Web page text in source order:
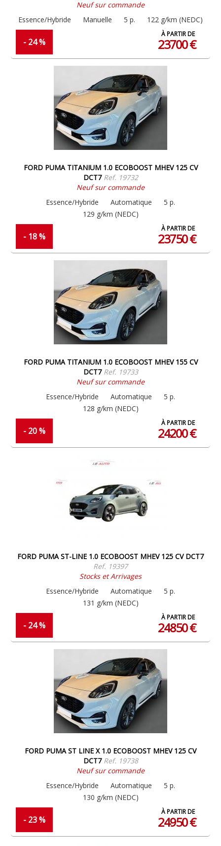
Neuf sur commande
Essence/Hybride
Manuelle 5 p. 122 g/km (NEDC)
- 24 %
À PARTIR DE
23700 €
FORD PUMA TITANIUM 1.0 ECOBOOST MHEV 125 CV
DCT7 Ref. 19732
Neuf sur commande
Essence/Hybride
Automatique
5 p.
129 g/km (NEDC)
- 18 %
À PARTIR DE
23750 €
FORD PUMA TITANIUM 1.0 ECOBOOST MHEV 155 CV
DCT7 Ref. 19733
Neuf sur commande
Essence/Hybride
Automatique
5 p.
128 g/km (NEDC)
- 20 %
À PARTIR DE
24200 €
FORD PUMA ST-LINE 1.0 ECOBOOST MHEV 125 CV DCT7
Ref. 19397
Stocks et Arrivages
Essence/Hybride
Automatique
5 p.
131 g/km (NEDC)
- 24 %
À PARTIR DE
24850 €
FORD PUMA ST LINE X 1.0 ECOBOOST MHEV 125 CV
DCT7 Ref. 19738
Neuf sur commande
Essence/Hybride
Automatique
5 p.
130 g/km (NEDC)
- 23 %
À PARTIR DE
24950 €